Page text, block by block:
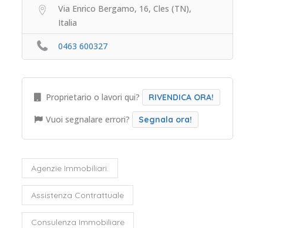
Via Enrico Bergamo, 16, Cles (TN),
Italia
0463 600327
Proprietario o lavori qui? RIVENDICA ORA!
Vuoi segnalare errori? Segnala ora!
Agenzie Immobiliari.
Assistenza Contrattuale
Consulenza Immobiliare